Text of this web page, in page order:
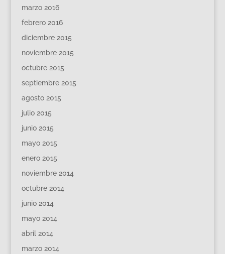
marzo 2016
febrero 2016
diciembre 2015
noviembre 2015
octubre 2015
septiembre 2015
agosto 2015
julio 2015
junio 2015
mayo 2015
enero 2015
noviembre 2014
octubre 2014
junio 2014
mayo 2014
abril 2014
marzo 2014